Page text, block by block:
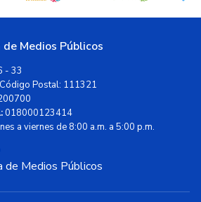
Medios Públicos
- 33
Postal: 111321
018000123414
a viernes de 8:00 a.m. a 5:00 p.m.
de Medios Públicos